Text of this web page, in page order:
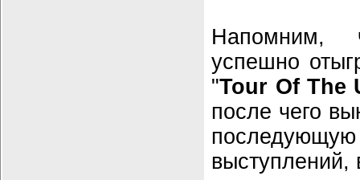
успешно
"Tour Of The
после чего
выступлений,